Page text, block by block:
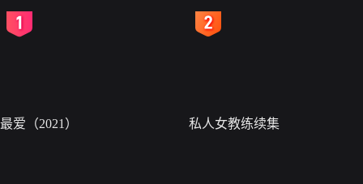
最爱（2021） 私人女教练续集